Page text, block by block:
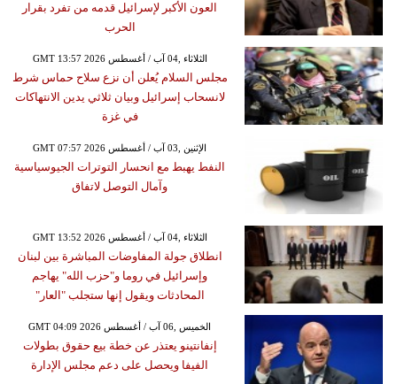
العون الأكبر لإسرائيل قدمه من تفرد بقرار
الحرب
GMT 13:57 2026 الثلاثاء ,04 آب / أغسطس
مجلس السلام يُعلن أن نزع سلاح حماس شرط
لانسحاب إسرائيل وبيان ثلاثي يدين الانتهاكات
في غزة
GMT 07:57 2026 الإثنين ,03 آب / أغسطس
النفط يهبط مع انحسار التوترات الجيوسياسية
وآمال التوصل لاتفاق
GMT 13:52 2026 الثلاثاء ,04 آب / أغسطس
انطلاق جولة المفاوضات المباشرة بين لبنان
وإسرائيل في روما و"حزب الله" يهاجم
المحادثات ويقول إنها ستجلب "العار"
GMT 04:09 2026 الخميس ,06 آب / أغسطس
إنفانتينو يعتذر عن خطة بيع حقوق بطولات
الفيفا ويحصل على دعم مجلس الإدارة